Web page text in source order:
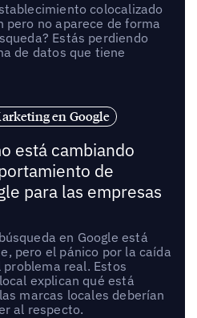
colocalizado
pero no aparece de forma
Estás perdiendo
de datos que tiene
en Google
está cambiando
de
para las empresas
en Google está
pero el pánico por la caída
real. Estos
explican qué está
marcas locales deberían
al respecto.